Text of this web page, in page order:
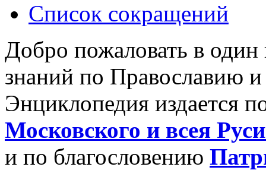
Список сокращений
Добро пожаловать в
знаний по Православию
Энциклопедия издается
Московского и всея
и по благословению